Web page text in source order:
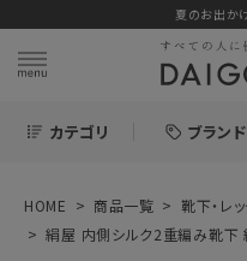
夏のお出か
カテゴリ ブランド
HOME 商品一覧 靴下・レ
絹屋 内側シルク2重編み靴下